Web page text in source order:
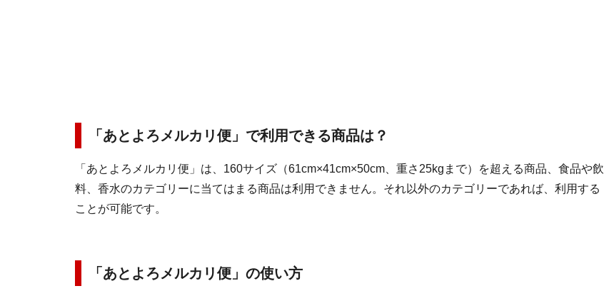
「あとよろメルカリ便」で利用できる商品は？
「あとよろメルカリ便」は、160サイズ（61cm×41cm×50cm、重さ25kgまで）を超える商品、食品や飲
料、香水のカテゴリーに当てはまる商品は利用できません。それ以外のカテゴリーであれば、利用する
ことが可能です。
「あとよろメルカリ便」の使い方